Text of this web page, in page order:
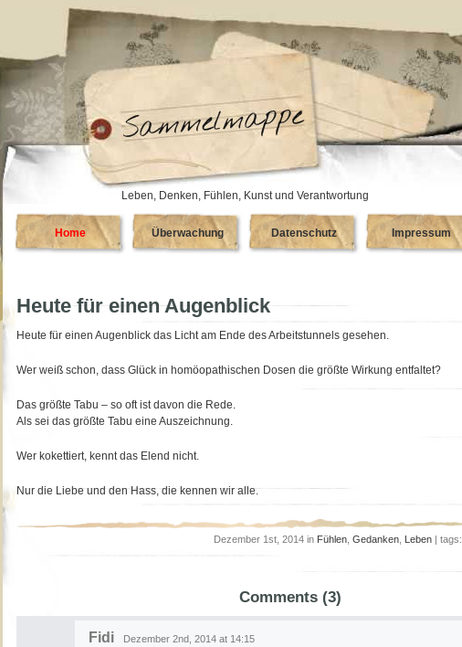
Leben, Denken, Fühlen, Kunst und Verantwortung
Home Überwachung Datenschutz Impressum
Heute für einen Augenblick
Heute für einen Augenblick das Licht am Ende des Arbeitstunnels gesehen.
Wer weiß schon, dass Glück in homöopathischen Dosen die größte Wirkung entfaltet?
Das größte Tabu – so oft ist davon die Rede.
Als sei das größte Tabu eine Auszeichnung.
Wer kokettiert, kennt das Elend nicht.
Nur die Liebe und den Hass, die kennen wir alle.
Dezember 1st, 2014 in Fühlen Gedanken Leben | tags:
Comments (3)
Fidi Dezember 2nd, 2014 at 14:15